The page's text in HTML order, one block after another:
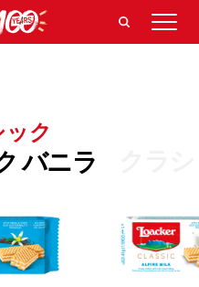
ク
バニラ